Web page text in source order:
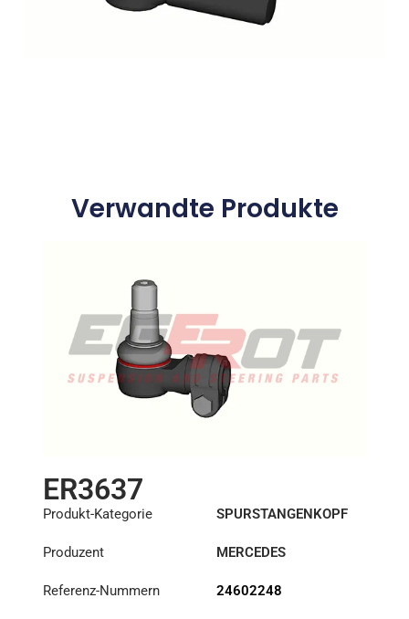
Verwandte Produkte
ER3637
Produkt-Kategorie SPURSTANGENKOPF
Produzent MERCEDES
Referenz-Nummern 24602248